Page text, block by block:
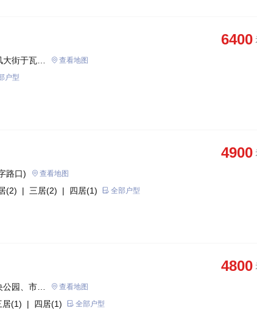
6400
街于瓦埠
查看地图
户型
4900
路口) 查看地图
(2) | 三居(2) | 四居(1) 全部户型
4800
园、市政
查看地图
(1) | 四居(1) 全部户型